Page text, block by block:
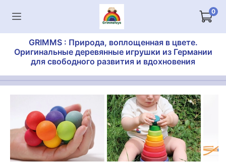
0
GRIMMS : Природа, воплощенная в цвете.
Оригинальные деревянные игрушки из Германии
для свободного развития и вдохновения